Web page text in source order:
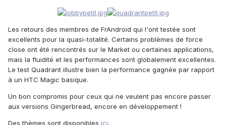
Les retours des membres de FrAndroid qui l'ont testée sont
excellents pour la quasi-totalité. Certains problèmes de force
close ont été rencontrés sur le Market ou certaines applications,
mais la fluidité et les performances sont globalement excellentes.
Le test Quadrant illustre bien la performance gagnée par rapport
à un HTC Magic basique.
Un bon compromis pour ceux qui ne veulent pas encore passer
aux versions Gingerbread, encore en développement !
Des thèmes sont disponibles ici.